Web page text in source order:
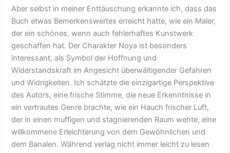
Aber selbst in meiner Enttäuschung erkannte ich, dass das
Buch etwas Bemerkenswertes erreicht hatte, wie ein Maler,
der ein schönes, wenn auch fehlerhaftes Kunstwerk
geschaffen hat. Der Charakter Noya ist besonders
interessant, als Symbol der Hoffnung und
Widerstandskraft im Angesicht überwältigender Gefahren
und Widrigkeiten. Ich schätzte die einzigartige Perspektive
des Autors, eine frische Stimme, die neue Erkenntnisse in
ein vertrautes Genre brachte, wie ein Hauch frischer Luft,
der in einen muffigen und stagnierenden Raum wehte, eine
willkommene Erleichterung von dem Gewöhnlichen und
dem Banalen. Während verlag nicht immer leicht zu lesen